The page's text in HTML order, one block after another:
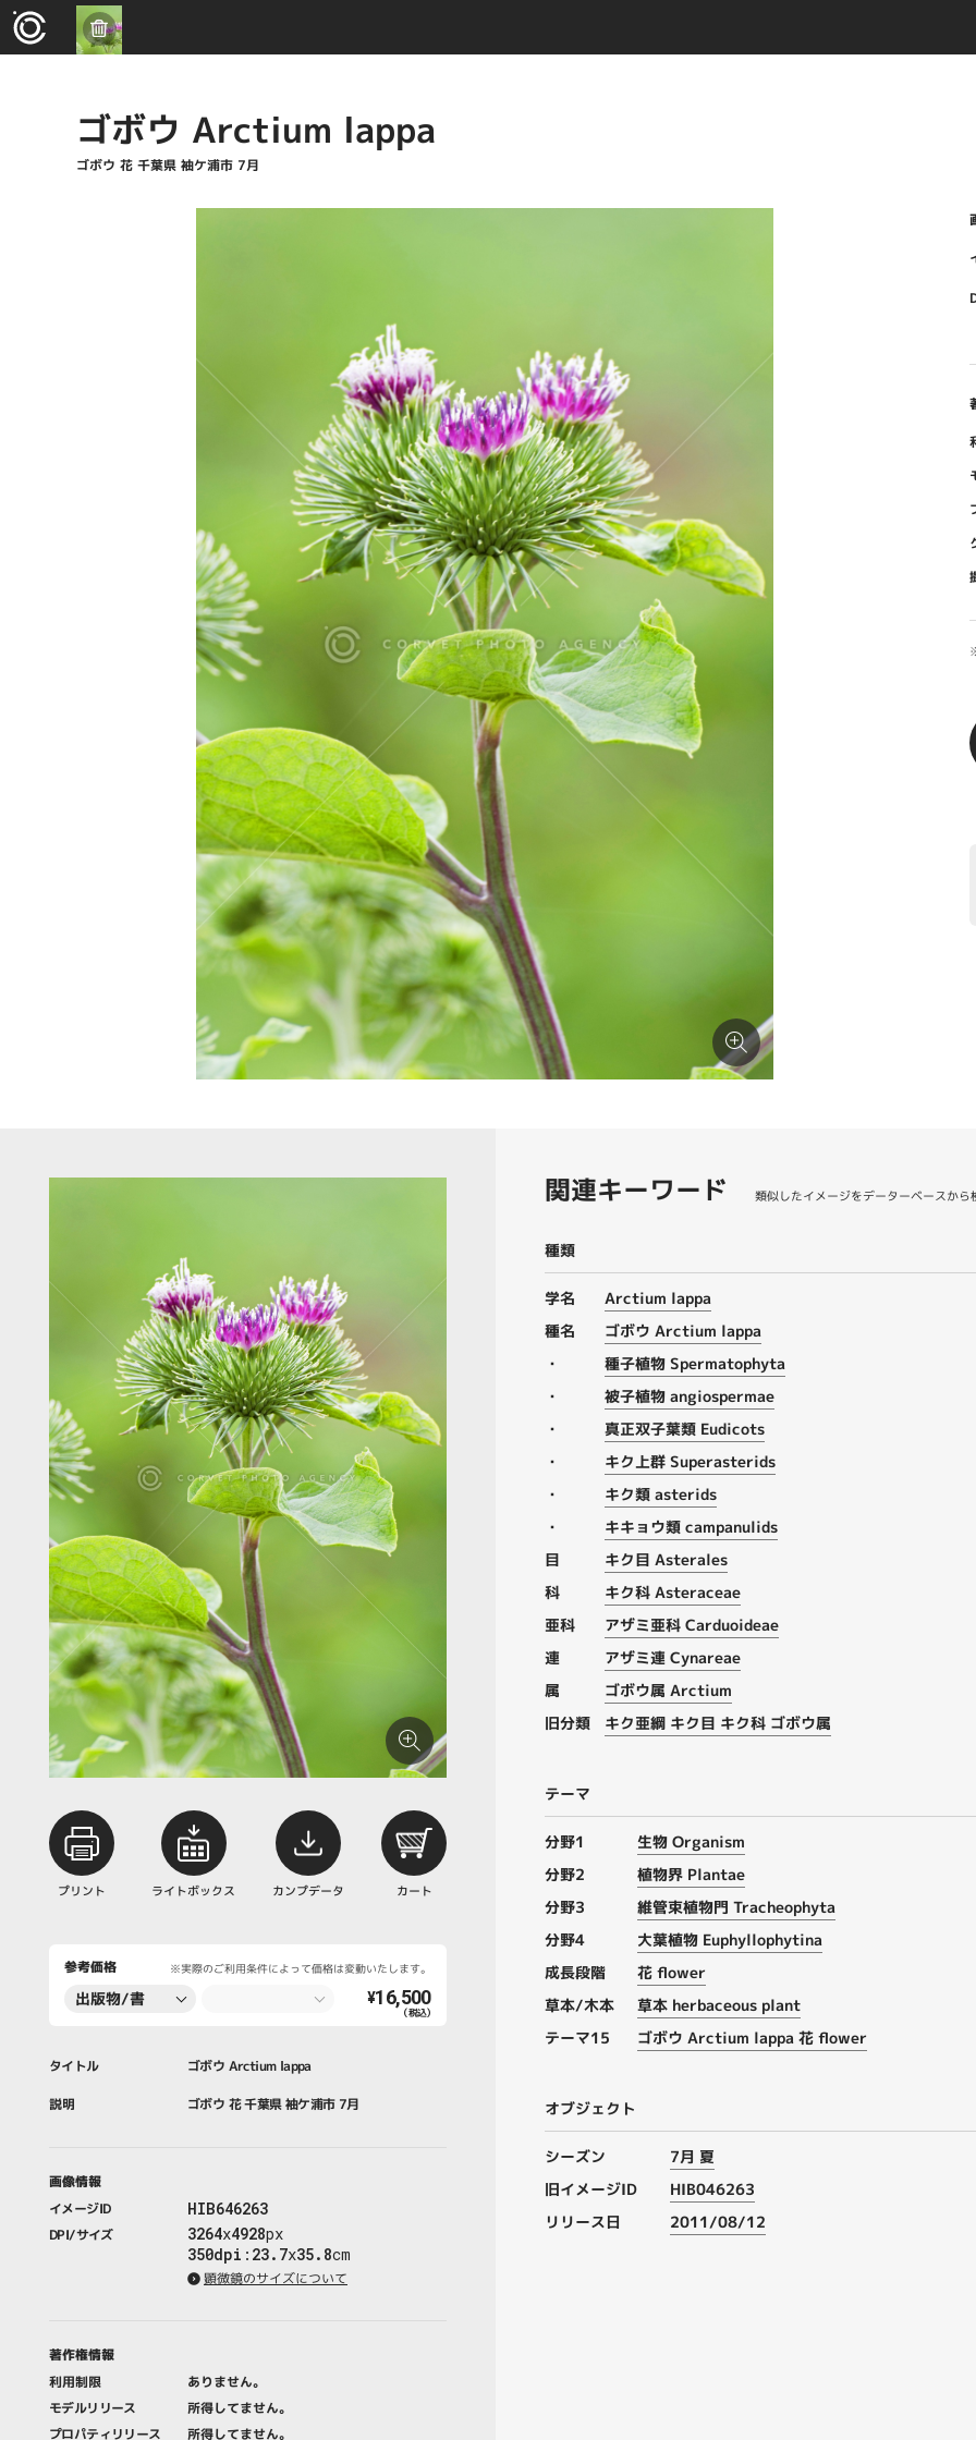
ゴボウ Arctium lappa
ゴボウ 花 千葉県 袖ケ浦市 7月
プリント ライトボックス カンプデータ カート
参考価格 ※実際のご利用条件によって価格は変動いたします。
出版物/書
¥16,500
（税込）
タイトル ゴボウ Arctium lappa
説明 ゴボウ 花 千葉県 袖ケ浦市 7月
画像情報
イメージID
HIB646263
DPI/サイズ 3264x4928px
350dpi : 23.7x35.8cm
顕微鏡のサイズについて
著作権情報
利用制限
ありません。
モデルリリース
所得してません。
プロパティリリース
所得してません。
関連キーワード 類似したイメージをデーターベースから
種類
学名
Arctium lappa
種名
ゴボウ Arctium lappa
・
種子植物 Spermatophyta
・
被子植物 angiospermae
・
真正双子葉類 Eudicots
・
キク上群 Superasterids
・
キク類 asterids
・
キキョウ類 campanulids
目
キク目 Asterales
科
キク科 Asteraceae
亜科
アザミ亜科 Carduoideae
連
アザミ連 Cynareae
属
ゴボウ属 Arctium
旧分類
キク亜綱 キク目 キク科 ゴボウ属
テーマ
分野1
生物 Organism
分野2
植物界 Plantae
分野3
維管束植物門 Tracheophyta
分野4
大葉植物 Euphyllophytina
成長段階
花 flower
草本/木本
草本 herbaceous plant
テーマ15
ゴボウ Arctium lappa 花 flower
オブジェクト
シーズン
7月 夏
旧イメージID
HIB046263
リリース日
2011/08/12